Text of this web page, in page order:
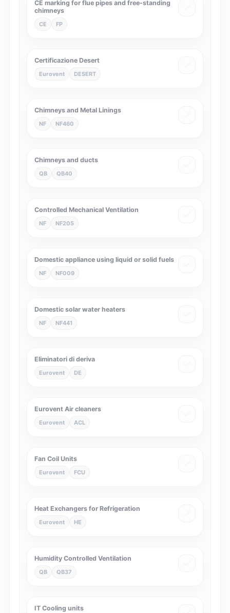
CE marking for flue pipes and free-standing
chimneys
CE FP
Certificazione Desert
Eurovent DESERT
Chimneys and Metal Linings
NF NF460
Chimneys and ducts
QB QB40
Controlled Mechanical Ventilation
NF NF205
Domestic appliance using liquid or solid fuels
NF NF009
Domestic solar water heaters
NF NF441
Eliminatori di deriva
Eurovent DE
Eurovent Air cleaners
Eurovent ACL
Fan Coil Units
Eurovent FCU
Heat Exchangers for Refrigeration
Eurovent HE
Humidity Controlled Ventilation
QB QB37
IT Cooling units